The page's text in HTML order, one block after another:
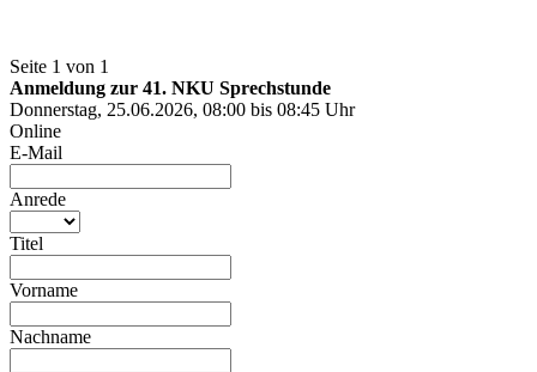
Seite 1 von 1
Anmeldung zur 41. NKU Sprechstunde
Donnerstag, 25.06.2026, 08:00 bis 08:45 Uhr
Online
E-Mail
Anrede
Titel
Vorname
Nachname